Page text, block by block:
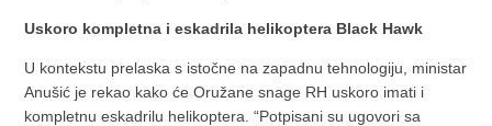
Uskoro kompletna i eskadrila helikoptera Black Hawk
U kontekstu prelaska s istočne na zapadnu tehnologiju, ministar
Anušić je rekao kako će Oružane snage RH uskoro imati i
kompletnu eskadrilu helikoptera. “Potpisani su ugovori sa